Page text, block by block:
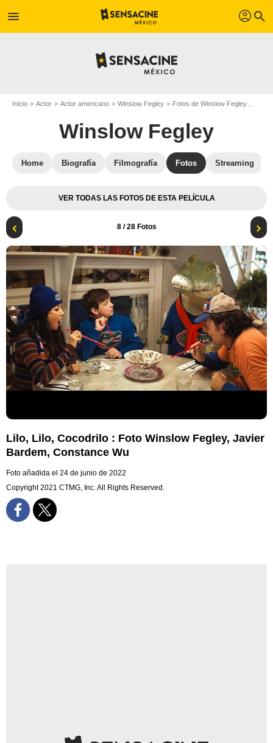
menu profil search
Inicio Actor Actor americano Winslow Fegley Fotos de Winslow Fegley
Winslow Fegley
Home Biografía Filmografía Fotos Streaming
VER TODAS LAS FOTOS DE ESTA PELÍCULA
8/ 28 Fotos
Lilo, Lilo, Cocodrilo : Foto Winslow Fegley, Javier
Bardem, Constance Wu
Foto añadida el 24 de junio de 2022
Copyright 2021 CTMG, Inc. All Rights Reserved.